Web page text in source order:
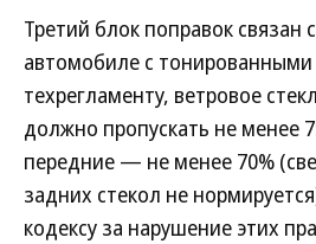
Третий блок поправок связан
автомобиле с тонированными
техрегламенту, ветровое
должно пропускать не менее
передние — не менее 70%
задних стекол не
кодексу за нарушение этих